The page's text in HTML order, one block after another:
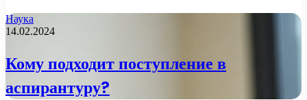
Наука
14.02.2024
Кому подходит поступление в
аспирантуру?